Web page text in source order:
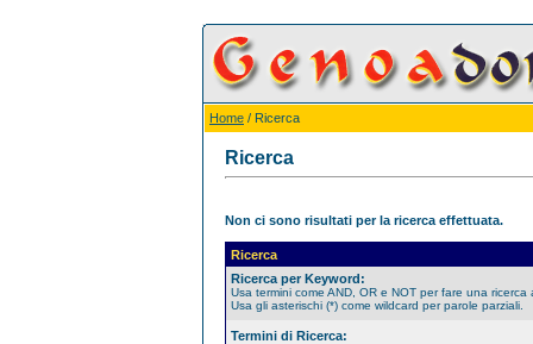
Home / Ricerca
Ricerca
Non ci sono risultati per la ricerca effettuata.
Ricerca
Ricerca per Keyword:
Usa termini come AND, OR e NOT per fare una ricerca
Usa gli asterischi (*) come wildcard per parole parziali.
Termini di Ricerca: